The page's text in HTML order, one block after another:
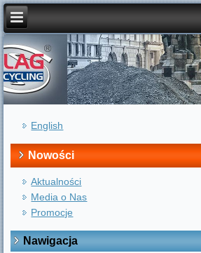
English
Nowości
Aktualności
Media o Nas
Promocje
Nawigacja